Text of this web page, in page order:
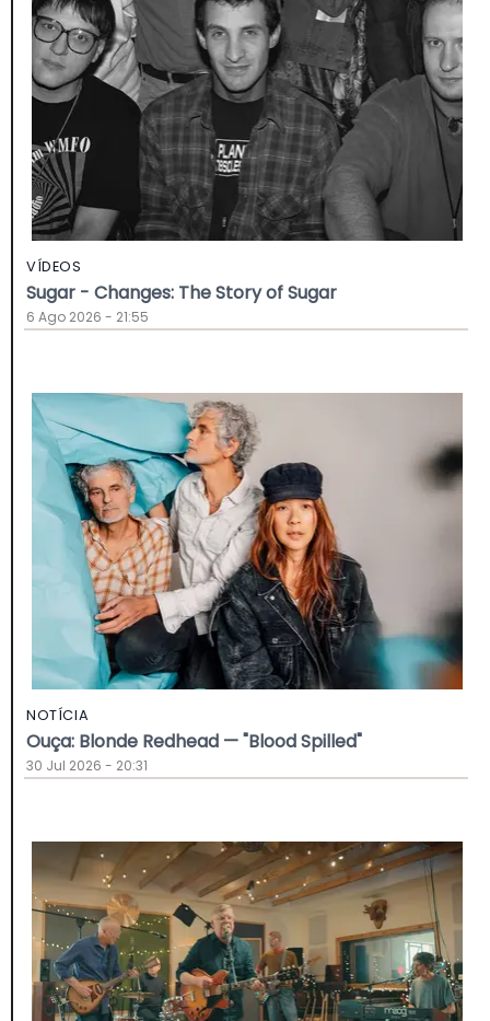
VÍDEOS
Sugar - Changes: The Story of Sugar
6 Ago 2026 - 21:55
NOTÍCIA
Ouça: Blonde Redhead — "Blood Spilled"
30 Jul 2026 - 20:31